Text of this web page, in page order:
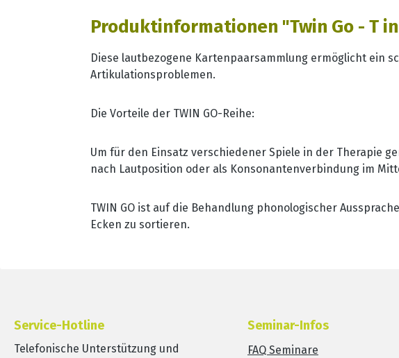
Produktinformationen "Twin Go - T
Diese lautbezogene Kartenpaarsammlung ermöglicht ein
Artikulationsproblemen.
Die Vorteile der TWIN GO-Reihe:
Um für den Einsatz verschiedener Spiele in der Therapie
nach Lautposition oder als Konsonantenverbindung im
TWIN GO ist auf die Behandlung phonologischer
Ecken zu sortieren.
Service-Hotline
Telefonische Unterstützung und
Seminar-Infos
FAQ Seminare